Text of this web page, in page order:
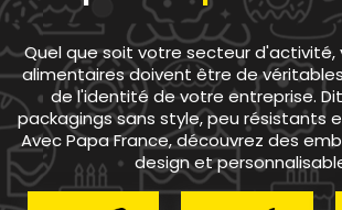
marque. Comment choisir cette
idéale ?
Un emballage personnalisable
ou la livraison de vos commandes
Le large choix de mignardise
Quel que soit votre secteur d'activité,
alimentaires doivent être de
de l'identité de votre entreprise.
packagings sans style, peu résistants
Avec Papa France, découvrez des
design et